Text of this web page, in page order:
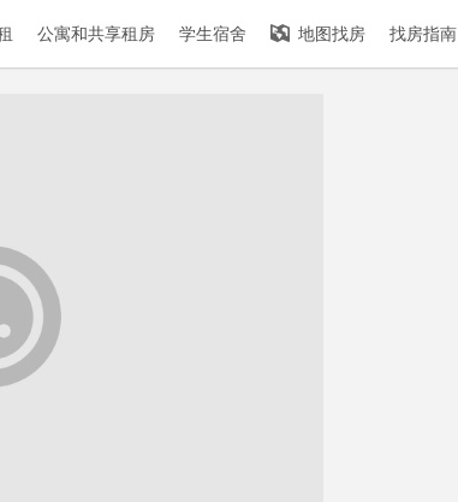
公寓和共享租房 学生宿舍 地图找房 找房指南